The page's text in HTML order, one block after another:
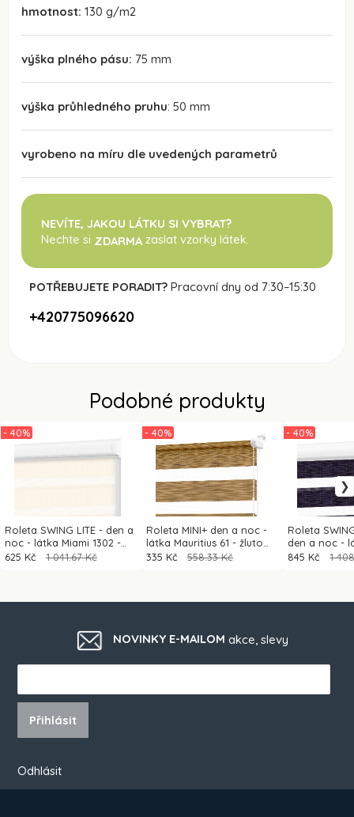
hmotnost: 130 g/m2
výška plného pásu: 75 mm
výška průhledného pruhu: 50 mm
vyrobeno na míru dle uvedených parametrů
NEVÍTE, JAKOU LÁTKU SI VYBRAT?
Nechte si ZDARMA zaslat vzorky látek.
POTŘEBUJETE PORADIT? Pracovní dny od 7:30–15:30
+420775096620
Podobné produkty
Roleta SWING LITE - den a
noc - látka Miami 1302 -
béžová
- 40%
625 Kč 1 041.67 Kč
Roleta MINI+ den a noc -
látka Mauritius 61 - žluto
hnědá (dub světlý)
- 40%
335 Kč 558.33 Kč
Roleta
den a noc -
68 - tmavě
- 40%
845 Kč 1
NOVINKY E-MAILOM akce, slevy
Přihlásit
Odhlásit